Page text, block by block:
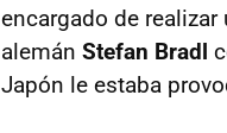
encargado de
alemán Stefan Bradl
Japón le estaba